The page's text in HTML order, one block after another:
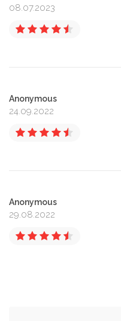
08.07.2023
Anonymous
24.09.2022
Anonymous
29.08.2022